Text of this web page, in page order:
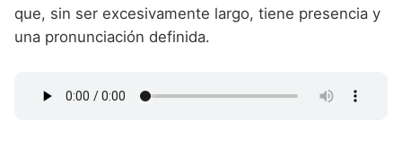
que, sin ser excesivamente largo, tiene presencia y
una pronunciación definida.